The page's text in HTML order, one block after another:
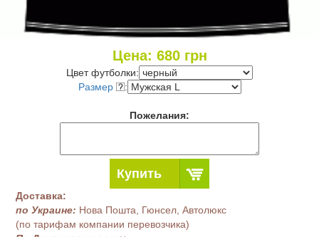
Цена: 680грн
Цвет футболки:
Размер
:
Пожелания:
Купить
Доставка:
по Украине: Нова Пошта, Гюнсел, Автолюкс
(по тарифам компании перевозчика)